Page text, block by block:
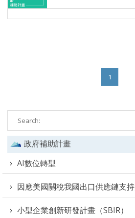
1
政府補助計畫
AI數位轉型
因應美國關稅我國出口供應鏈支
小型企業創新研發計畫（SBIR）